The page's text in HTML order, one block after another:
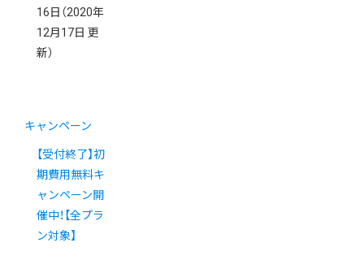
16日 （2020年
12月17日 更
新）
キャンペーン
【受付終了】初
期費用無料キ
ャンペーン開
催中！【全プラ
ン対象】